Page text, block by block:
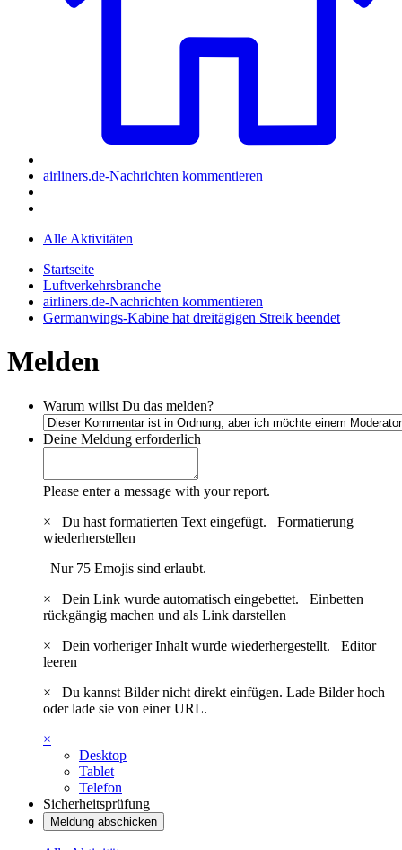
airliners.de-Nachrichten kommentieren
Alle Aktivitäten
Startseite
Luftverkehrsbranche
airliners.de-Nachrichten kommentieren
Germanwings-Kabine hat dreitägigen Streik beendet
Melden
Warum willst Du das melden?
Deine Meldung erforderlich
Please enter a message with your report.
×
Du hast formatierten Text eingefügt. Formatierung
wiederherstellen
Nur 75 Emojis sind erlaubt.
×
Dein Link wurde automatisch eingebettet. Einbetten
rückgängig machen und als Link darstellen
×
Dein vorheriger Inhalt wurde wiederhergestellt. Editor
leeren
×
Du kannst Bilder nicht direkt einfügen. Lade Bilder hoch
oder lade sie von einer URL.
×
Desktop
Tablet
Telefon
Sicherheitsprüfung
Meldung abschicken